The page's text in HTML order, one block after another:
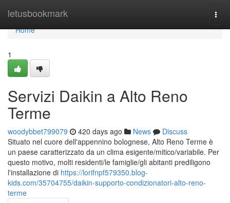
letusbookmark
Home
Home
1
Servizi Daikin a Alto Reno
Terme
woodybbet799079 420 days ago News
Discuss
Situato nel cuore dell'appennino bolognese, Alto Reno Terme è
un paese caratterizzato da un clima esigente/mitico/variabile. Per
questo motivo, molti residenti/le famiglie/gli abitanti prediligono
l'installazione di https://lorifnpf579350.blog-
kids.com/35704755/daikin-supporto-condizionatori-alto-reno-
terme